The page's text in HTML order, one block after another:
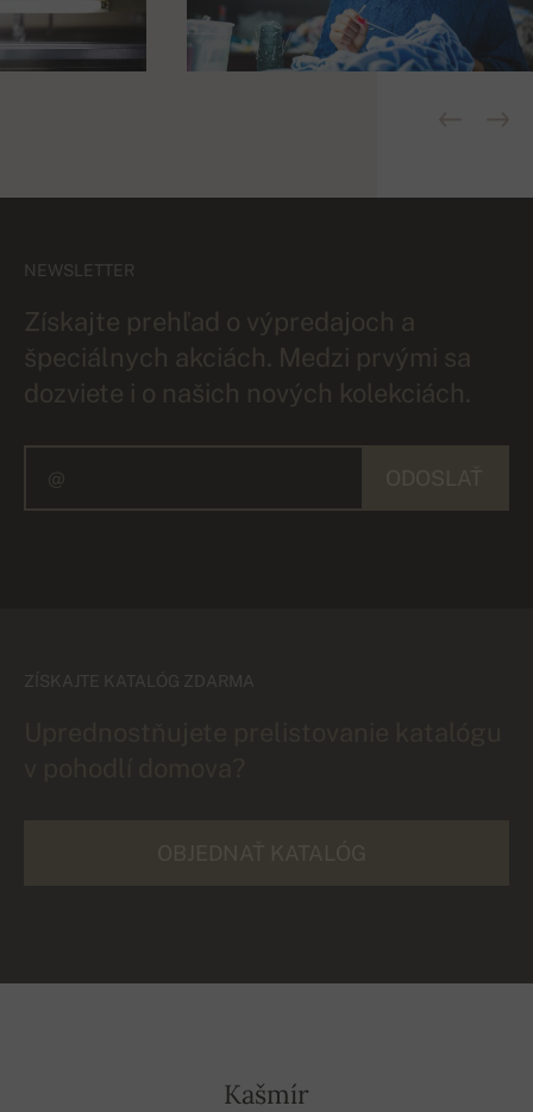
NEWSLETTER
Získajte prehľad o výpredajoch a
špeciálnych akciách. Medzi prvými sa
dozviete i o našich nových kolekciách.
ZÍSKAJTE KATALÓG ZDARMA
Kašmír